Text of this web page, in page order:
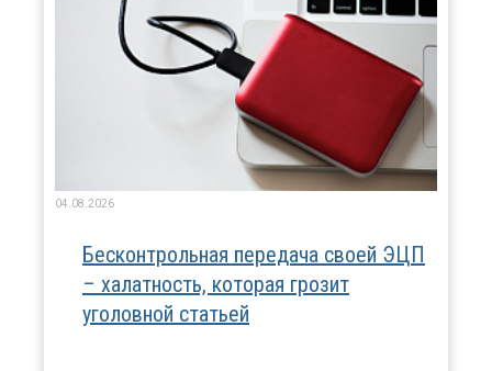
04.08.2026
Бесконтрольная передача своей ЭЦП
– халатность, которая грозит
уголовной статьей